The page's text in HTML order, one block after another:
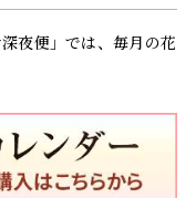
夜便」では、毎月の花